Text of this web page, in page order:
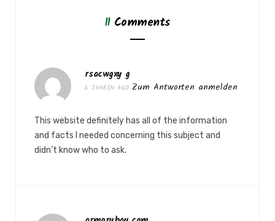
11Comments
rsacwgxy g
6 JAHREN AGO Zum Antworten anmelden
This website definitely has all of the information
and facts I needed concerning this subject and
didn’t know who to ask.